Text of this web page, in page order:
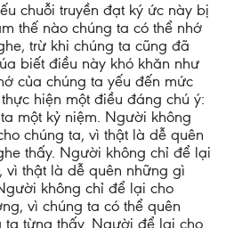
chuỗi truyền đạt ký ức này bị
thế nào chúng ta có thể nhớ
trừ khi chúng ta cũng đã
biết điều này khó khăn như
của chúng ta yếu đến mức
hiện một điều đáng chú ý:
một kỷ niệm. Người không
chúng ta, vì thật là dễ quên
thấy. Người không chỉ để lại
vì thật là dễ quên những gì
không chỉ để lại cho
vì chúng ta có thể quên
từng thấy. Người để lại cho